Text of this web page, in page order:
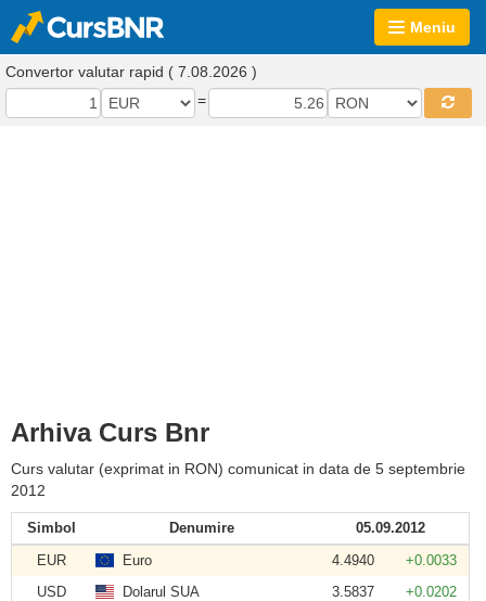
Meniu
Convertor valutar rapid ( 7.08.2026 )
=
Arhiva Curs Bnr
Curs valutar (exprimat in RON) comunicat in data de 5 septembrie
2012
Simbol Denumire
05.09.2012
EUR
Euro 4.4940
+0.0033
USD
Dolarul SUA 3.5837
+0.0202